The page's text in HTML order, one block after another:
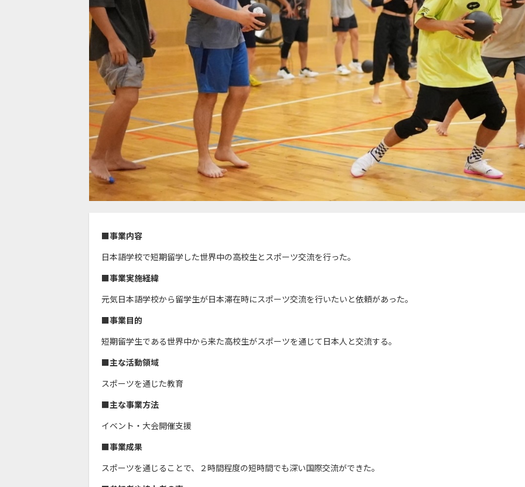
■事業内容
日本語学校で短期留学した世界中の高校生とスポーツ交流を行った。
■事業実施経緯
元気日本語学校から留学生が日本滞在時にスポーツ交流を行いたいと依頼があった。
■事業目的
短期留学生である世界中から来た高校生がスポーツを通じて日本人と交流する。
■主な活動領域
スポーツを通じた教育
■主な事業方法
イベント・大会開催支援
■事業成果
スポーツを通じることで、２時間程度の短時間でも深い国際交流ができた。